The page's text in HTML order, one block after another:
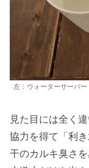
左：ウォーターサーバ
見た目には全く
協力を得て「利
干のカルキ臭さ